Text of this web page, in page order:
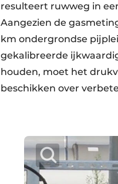
resulteert ruwweg in
Aangezien de
km ondergrondse
gekalibreerde
houden, moet het
beschikken over